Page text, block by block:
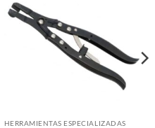
HERRAMIENTAS ESPECIALIZADAS